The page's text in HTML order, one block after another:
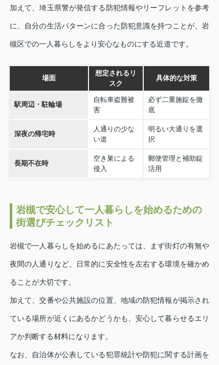
加えて、埼玉県警が発信する防犯情報やリーフレットを参考
に、自分の生活パターンに合った防犯意識を持つことが、岩
槻区での一人暮らしをより安心なものにする近道です。
場面
想定されるリ
スク
具体的な対策
駅周辺・駐輪場
自転車盗難被
害
必ず二重施錠を徹
底
深夜の帰宅時
人通りの少な
い道
明るい大通りを選
択
長期不在時
空き巣による
侵入
郵便管理と補助錠
活用
岩槻で安心して一人暮らしを始めるための
街選びチェックリスト
岩槻で一人暮らしを始めるにあたっては、まず街灯の有無や
夜間の人通りなど、日常的に安全性を左右する環境を確かめ
ることが大切です。
加えて、交番や公共施設の位置、地域の防犯情報が掲示され
ている場所が近くにあるかどうかも、安心して暮らせるエリ
アか判断する材料になります。
なお、自治体が公表している犯罪統計や防犯に関する計画を